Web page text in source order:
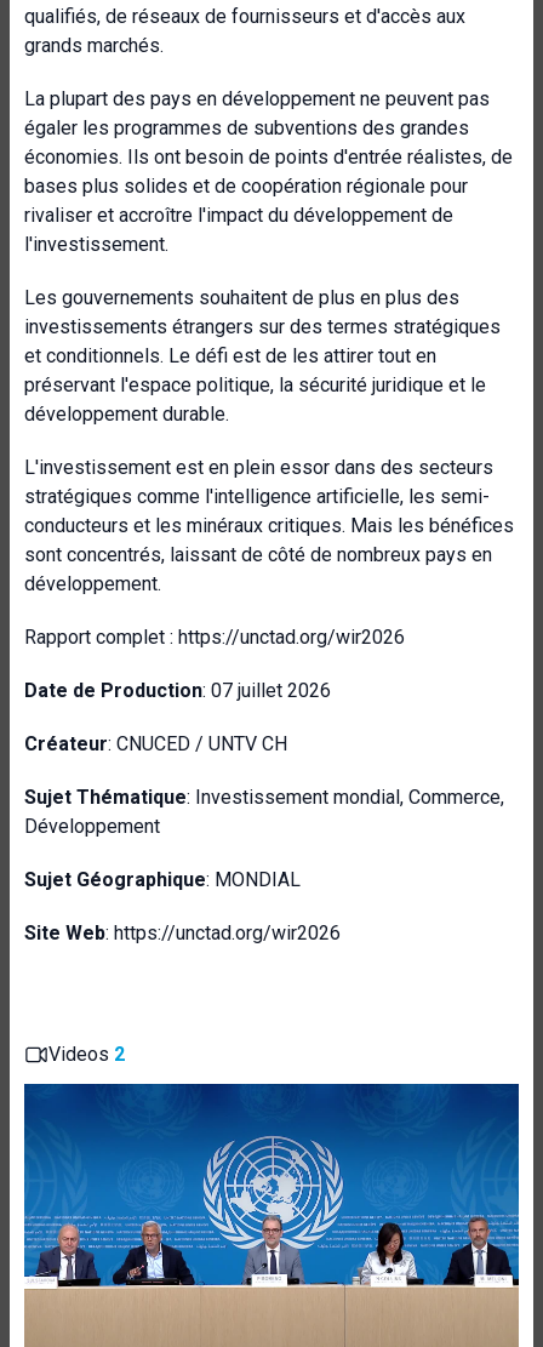
qualifiés, de réseaux de fournisseurs et d'accès aux
grands marchés.
La plupart des pays en développement ne peuvent pas
égaler les programmes de subventions des grandes
économies. Ils ont besoin de points d'entrée réalistes, de
bases plus solides et de coopération régionale pour
rivaliser et accroître l'impact du développement de
l'investissement.
Les gouvernements souhaitent de plus en plus des
investissements étrangers sur des termes stratégiques
et conditionnels. Le défi est de les attirer tout en
préservant l'espace politique, la sécurité juridique et le
développement durable.
L'investissement est en plein essor dans des secteurs
stratégiques comme l'intelligence artificielle, les semi-
conducteurs et les minéraux critiques. Mais les bénéfices
sont concentrés, laissant de côté de nombreux pays en
développement.
Rapport complet : https://unctad.org/wir2026
Date de Production: 07 juillet 2026
Créateur: CNUCED / UNTV CH
Sujet Thématique: Investissement mondial, Commerce,
Développement
Sujet Géographique: MONDIAL
Site Web: https://unctad.org/wir2026
Videos 2